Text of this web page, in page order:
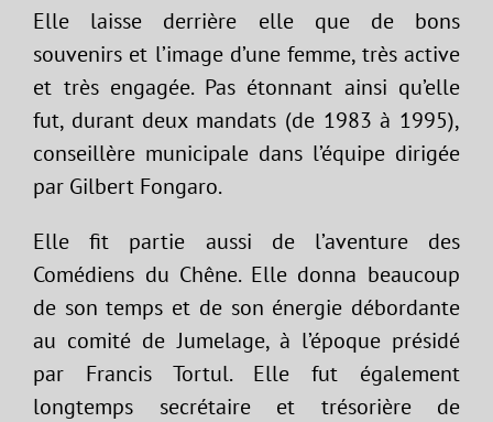
Elle laisse derrière elle que de bons
souvenirs et l’image d’une femme, très active
et très engagée. Pas étonnant ainsi qu’elle
fut, durant deux mandats (de 1983 à 1995),
conseillère municipale dans l’équipe dirigée
par Gilbert Fongaro.
Elle fit partie aussi de l’aventure des
Comédiens du Chêne. Elle donna beaucoup
de son temps et de son énergie débordante
au comité de Jumelage, à l’époque présidé
par Francis Tortul. Elle fut également
longtemps secrétaire et trésorière de